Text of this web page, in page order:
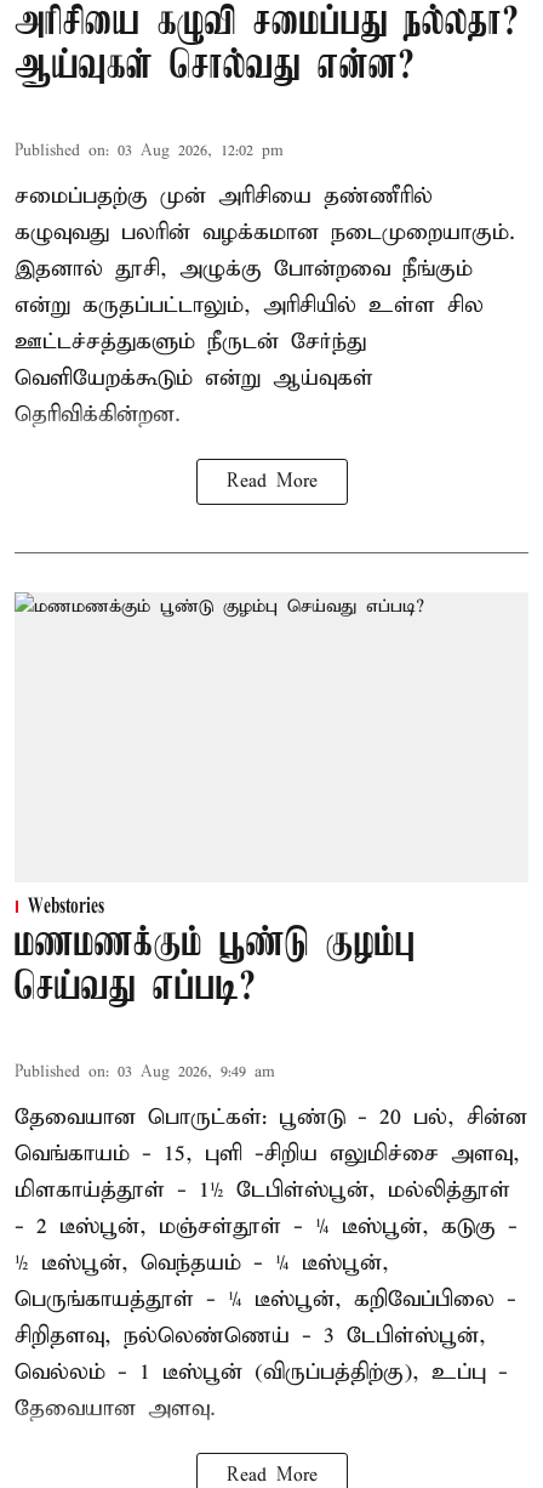
அரிசியை கழுவி சமைப்பது நல்லதா?
ஆய்வுகள் சொல்வது என்ன?
Published on: 03 Aug 2026, 12:02 pm
சமைப்பதற்கு முன் அரிசியை தண்ணீரில்
கழுவுவது பலரின் வழக்கமான நடைமுறையாகும்.
இதனால் தூசி, அழுக்கு போன்றவை நீங்கும்
என்று கருதப்பட்டாலும், அரிசியில் உள்ள சில
ஊட்டச்சத்துகளும் நீருடன் சேர்ந்து
வெளியேறக்கூடும் என்று ஆய்வுகள்
தெரிவிக்கின்றன.
Read More
Webstories
மணமணக்கும் பூண்டு குழம்பு
செய்வது எப்படி?
Published on: 03 Aug 2026, 9:49 am
தேவையான பொருட்கள்: பூண்டு - 20 பல், சின்ன
வெங்காயம் - 15, புளி -சிறிய எலுமிச்சை அளவு,
மிளகாய்த்தூள் - 1½ டேபிள்ஸ்பூன், மல்லித்தூள்
- 2 டீஸ்பூன், மஞ்சள்தூள் - ¼ டீஸ்பூன், கடுகு -
½ டீஸ்பூன், வெந்தயம் - ¼ டீஸ்பூன்,
பெருங்காயத்தூள் - ¼ டீஸ்பூன், கறிவேப்பிலை -
சிறிதளவு, நல்லெண்ணெய் - 3 டேபிள்ஸ்பூன்,
வெல்லம் - 1 டீஸ்பூன் (விருப்பத்திற்கு), உப்பு -
தேவையான அளவு.
Read More